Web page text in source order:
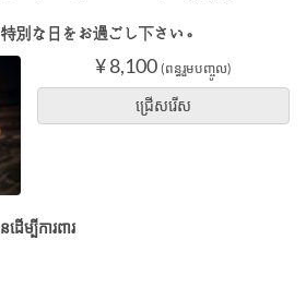
別な日をお過ごし下さい。
¥ 8,100 (ពន្ធរួមបញ្ចូល)
ជ្រើសរើស
ើម្បីការពារ